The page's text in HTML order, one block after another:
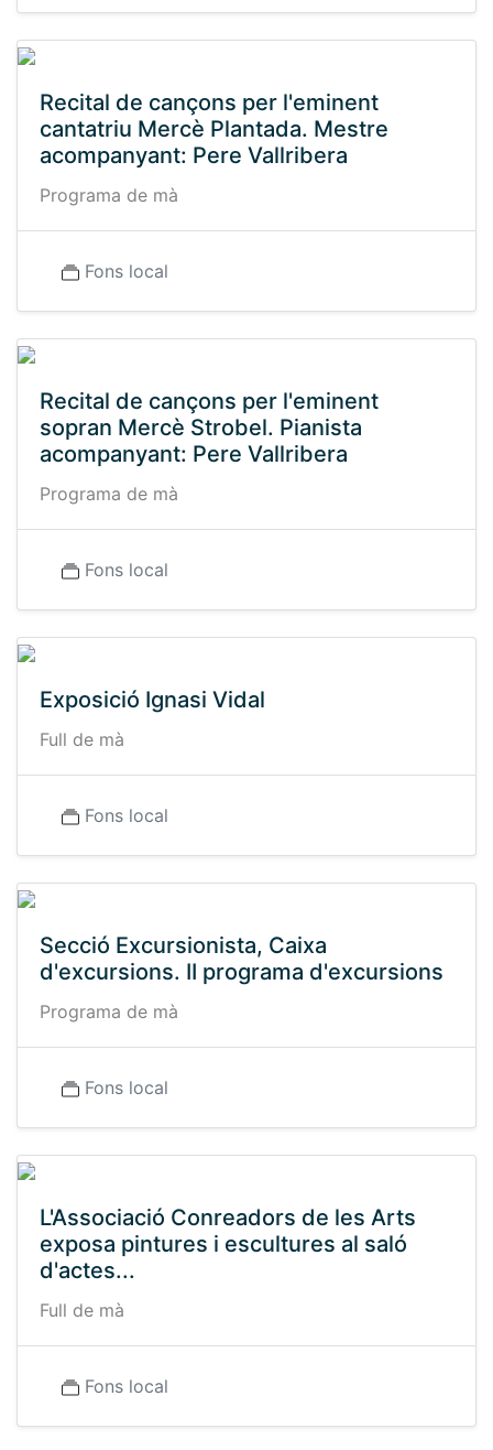
Recital de cançons per l'eminent
cantatriu Mercè Plantada. Mestre
acompanyant: Pere Vallribera
Programa de mà
Fons local
Recital de cançons per l'eminent
sopran Mercè Strobel. Pianista
acompanyant: Pere Vallribera
Programa de mà
Fons local
Exposició Ignasi Vidal
Full de mà
Fons local
Secció Excursionista, Caixa
d'excursions. II programa d'excursions
Programa de mà
Fons local
L'Associació Conreadors de les Arts
exposa pintures i escultures al saló
d'actes...
Full de mà
Fons local